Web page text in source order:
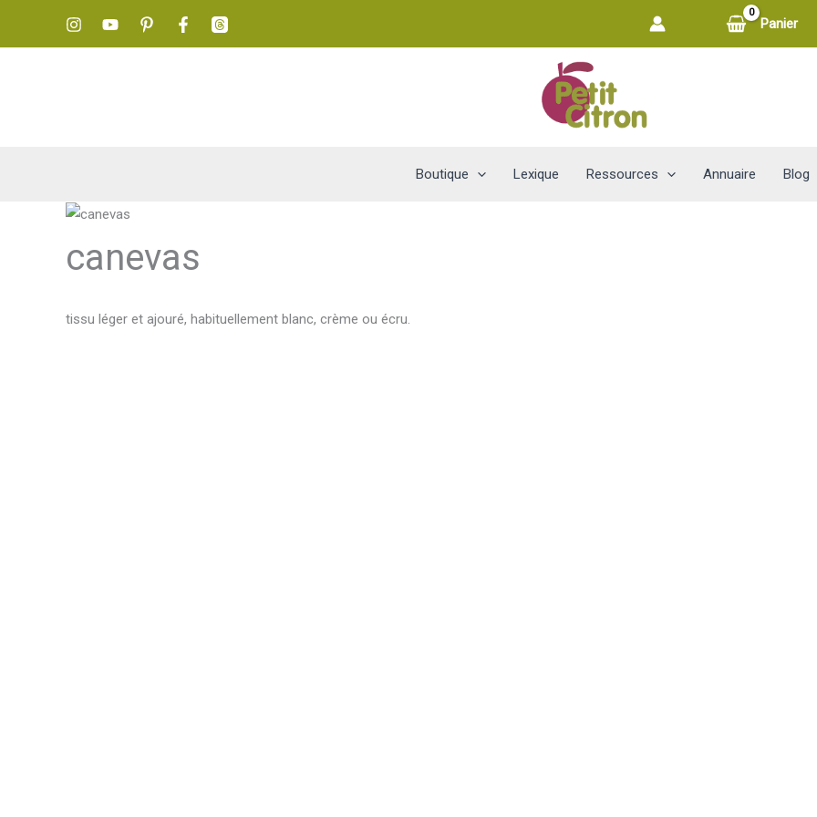
Panier
Boutique Lexique Ressources Annuaire Blog
canevas
tissu léger et ajouré, habituellement blanc, crème ou écru.